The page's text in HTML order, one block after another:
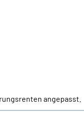
angepasst.